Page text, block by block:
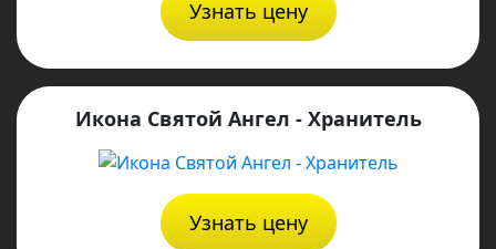
Узнать цену
Икона Святой Ангел - Хранитель
Узнать цену